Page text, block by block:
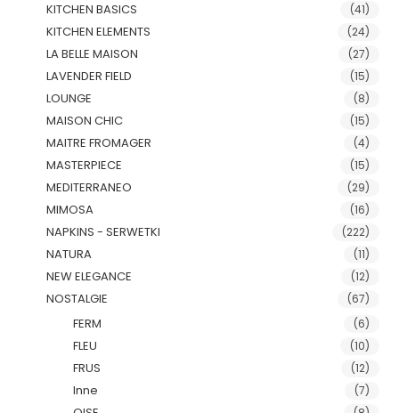
KITCHEN BASICS (41)
KITCHEN ELEMENTS (24)
LA BELLE MAISON (27)
LAVENDER FIELD (15)
LOUNGE (8)
MAISON CHIC (15)
MAITRE FROMAGER (4)
MASTERPIECE (15)
MEDITERRANEO (29)
MIMOSA (16)
NAPKINS - SERWETKI (222)
NATURA (11)
NEW ELEGANCE (12)
NOSTALGIE (67)
FERM (6)
FLEU (10)
FRUS (12)
Inne (7)